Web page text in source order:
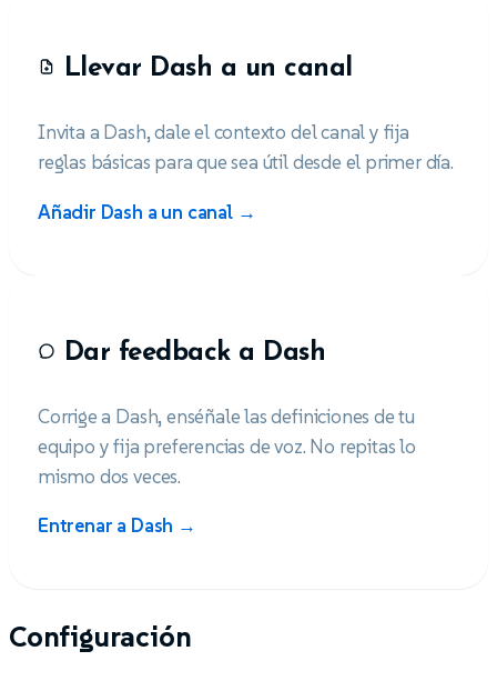
Llevar Dash a un canal
Invita a Dash, dale el contexto del canal y fija
reglas básicas para que sea útil desde el primer día.
Añadir Dash a un canal →
Dar feedback a Dash
Corrige a Dash, enséñale las definiciones de tu
equipo y fija preferencias de voz. No repitas lo
mismo dos veces.
Entrenar a Dash →
Configuración